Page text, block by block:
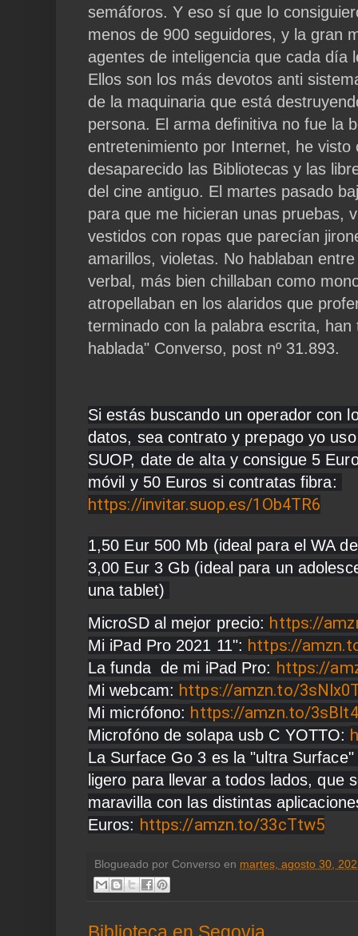
semáforos. Y eso sí que lo
menos de 900 seguidores, y la gran
agentes de inteligencia que cada día
Ellos son los más devotos anti
de la maquinaria que está
persona. El arma definitiva no fue la
entretenimiento por Internet, he visto
desaparecido las Bibliotecas y las
del cine antiguo. El martes pasado
para que me hicieran unas pruebas,
vestidos con ropas que parecían
amarillos, violetas. No hablaban
verbal, más bien chillaban como
atropellaban en los alaridos que
terminado con la palabra escrita,
hablada" Converso, post nº 31.893.
Si estás buscando un operador con
datos, sea contrato y prepago yo
SUOP, date de alta y consigue 5
https://invitar.suop.es/1Ob4TR6
1,50 Eur 500 Mb (ideal para el WA
3,00 Eur 3 Gb (ideal para un
una tablet)
MicroSD al mejor precio: https://
Mi iPad Pro 2021 11": https://
La funda  de mi iPad Pro: https://
Mi webcam: https://amzn.to/
Mi micrófono: https://amzn.to/
Microfóno de solapa usb C YOTTO:
La Surface Go 3 es la "ultra
ligero para llevar a todos lados, que
maravilla con las distintas
Euros: https://amzn.to/33cTtw5
Blogueado por Converso en martes, agosto 30,